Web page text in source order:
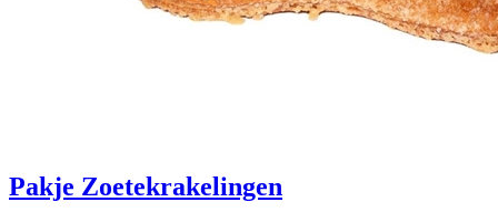
Pakje Zoetekrakelingen